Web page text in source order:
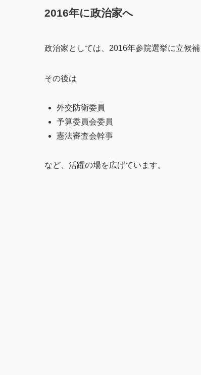
2016年に政治家へ
政治家としては、2016年参院選挙に立候
その後は
外交防衛委員
予算委員会委員
憲法審査会幹事
など、活躍の場を広げています。